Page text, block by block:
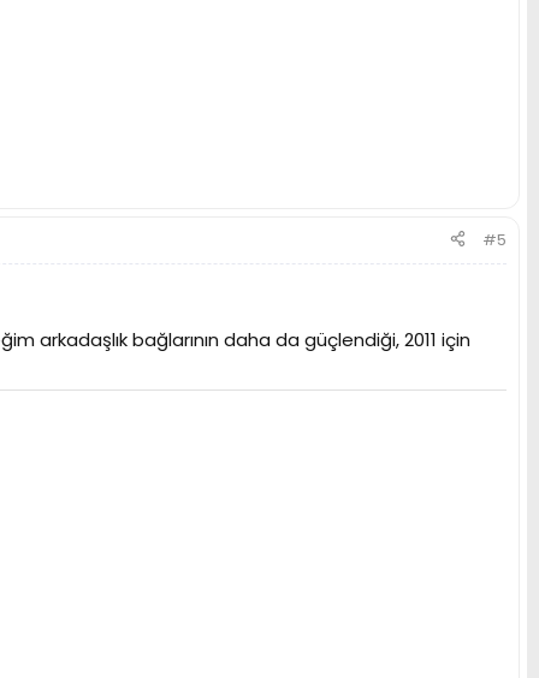
#5
arkadaşlık bağlarının daha da güçlendiği, 2011 için